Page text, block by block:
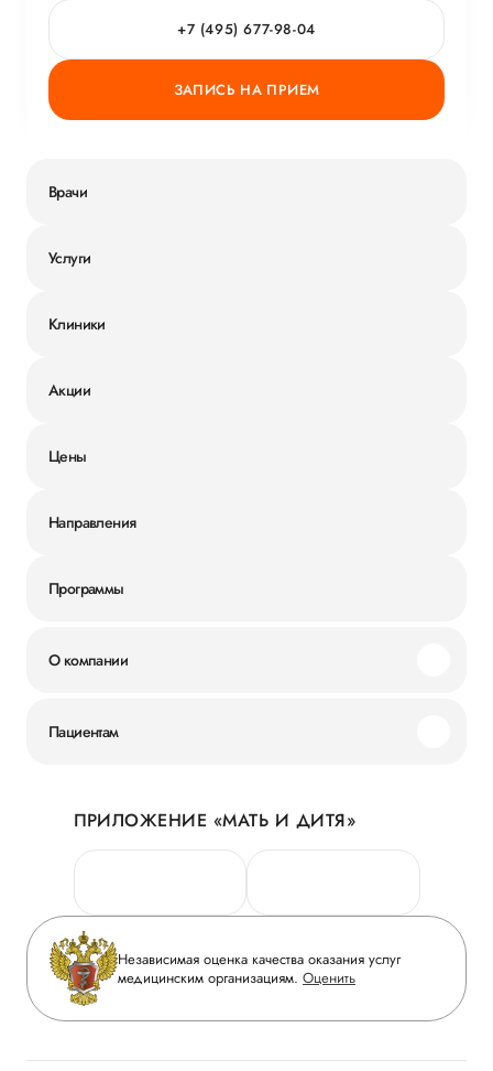
+7 (495) 677-98-04
ЗАПИСЬ НА ПРИЕМ
Врачи
Услуги
Клиники
Акции
Цены
Направления
Программы
О компании
Новости
Руководство
Сотрудничество
Инвесторам
Журнал «Мать и дитя»
Вакансии
Медицинский туризм
Пациентам
Личный кабинет
Персональные данные
Горячая линия качества
Вопрос-ответ
Приложение пациента
Статьи
ПРИЛОЖЕНИЕ «МАТЬ И ДИТЯ»
Независимая оценка качества оказания услуг
медицинским организациям. Оценить